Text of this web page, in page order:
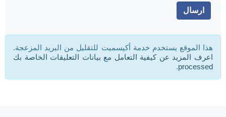
هذا الموقع يستخدم خدمة أكيسميت للتقليل من البريد المزعجة.
اعرف المزيد عن كيفية التعامل مع بيانات التعليقات الخاصة بك
processed
.